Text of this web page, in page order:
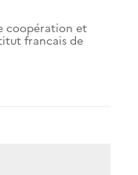
coopération et
francais de